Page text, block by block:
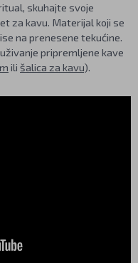
skuhajte svoje
za kavu. Materijal koji se
na prenesene tekućine.
pripremljene kave
ili šalica za kavu).